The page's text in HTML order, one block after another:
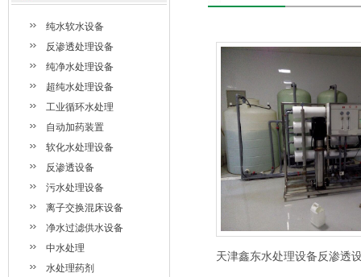
纯水软水设备
反渗透处理设备
纯净水处理设备
超纯水处理设备
工业循环水处理
自动加药装置
软化水处理设备
反渗透设备
污水处理设备
离子交换混床设备
净水过滤供水设备
中水处理
水处理药剂
天津鑫东水处理设备反渗透